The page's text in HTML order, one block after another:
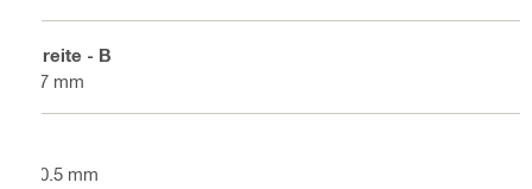
Breite - B
17 mm
10.5 mm